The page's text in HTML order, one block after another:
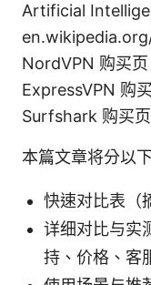
Artificial
NordVPN 购买
ExpressVPN 购
Surfshark 购买
本篇文章将分以
快速对比表（
详细对比与实
持、价格、客